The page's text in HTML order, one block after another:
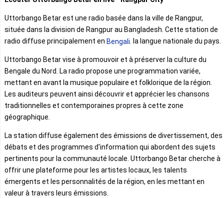
Uttorbango Betar est une radio basée dans la ville de Rangpur,
située dans la division de Rangpur au Bangladesh. Cette station de
radio diffuse principalement en Bengali . la langue nationale du pays.
Uttorbango Betar vise à promouvoir et à préserver la culture du
Bengale du Nord. La radio propose une programmation variée,
mettant en avant la musique populaire et folklorique de la région.
Les auditeurs peuvent ainsi découvrir et apprécier les chansons
traditionnelles et contemporaines propres à cette zone
géographique.
La station diffuse également des émissions de divertissement, des
débats et des programmes d'information qui abordent des sujets
pertinents pour la communauté locale. Uttorbango Betar cherche à
offrir une plateforme pour les artistes locaux, les talents
émergents et les personnalités de la région, en les mettant en
valeur à travers leurs émissions.